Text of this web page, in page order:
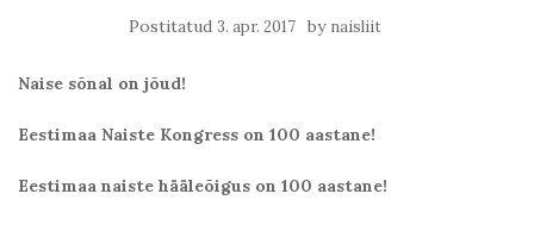
Postitatud 3. apr. 2017 by naisliit
Naise sõnal on jõud!
Eestimaa Naiste Kongress on 100 aastane!
Eestimaa naiste hääleõigus on 100 aastane!